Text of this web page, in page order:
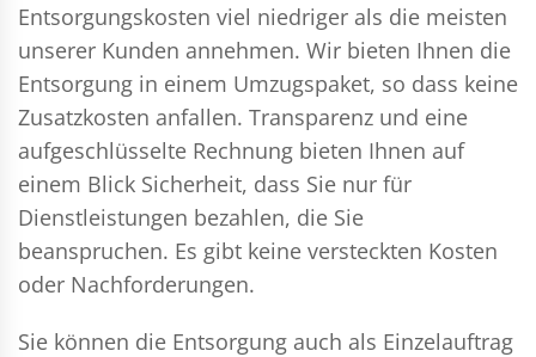
Entsorgungskosten viel niedriger als die meisten
unserer Kunden annehmen. Wir bieten Ihnen die
Entsorgung in einem Umzugspaket, so dass keine
Zusatzkosten anfallen. Transparenz und eine
aufgeschlüsselte Rechnung bieten Ihnen auf
einem Blick Sicherheit, dass Sie nur für
Dienstleistungen bezahlen, die Sie
beanspruchen. Es gibt keine versteckten Kosten
oder Nachforderungen.
Sie können die Entsorgung auch als Einzelauftrag